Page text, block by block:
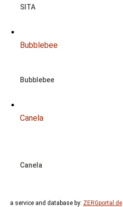
SITA
Bubblebee
Bubblebee
Canela
Canela
a service and database by: ZERGportal.de